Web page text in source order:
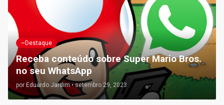
~Destaque
Receba conteúdo sobre Super Mario Bros.
no seu WhatsApp
por Eduardo Jardim • setembro 29, 2023